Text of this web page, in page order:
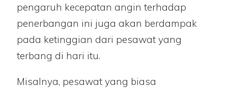
pengaruh kecepatan angin terhadap
penerbangan ini juga akan berdampak
pada ketinggian dari pesawat yang
terbang di hari itu.
Misalnya, pesawat yang biasa